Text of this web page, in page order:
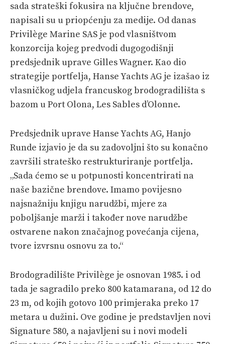
sada strateški fokusira na ključne brendove,
napisali su u priopćenju za medije. Od danas
Privilège Marine SAS je pod vlasništvom
konzorcija kojeg predvodi dugogodišnji
predsjednik uprave Gilles Wagner. Kao dio
strategije portfelja, Hanse Yachts AG je izašao iz
vlasničkog udjela francuskog brodogradilišta s
bazom u Port Olona, Les Sables d’Olonne.
Predsjednik uprave Hanse Yachts AG, Hanjo
Runde izjavio je da su zadovoljni što su konačno
završili strateško restrukturiranje portfelja.
„Sada ćemo se u potpunosti koncentrirati na
naše bazične brendove. Imamo povijesno
najsnažniju knjigu narudžbi, mjere za
poboljšanje marži i također nove narudžbe
ostvarene nakon značajnog povećanja cijena,
tvore izvrsnu osnovu za to.“
Brodogradilište Privilège je osnovan 1985. i od
tada je sagradilo preko 800 katamarana, od 12 do
23 m, od kojih gotovo 100 primjeraka preko 17
metara u dužini. Ove godine je predstavljen novi
Signature 580, a najavljeni su i novi modeli